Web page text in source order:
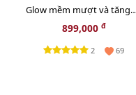
Glow mềm mượt và tăng
sắc môi, #004 Coral - cam tự
nhiên (New)
899,000 đ
2 69